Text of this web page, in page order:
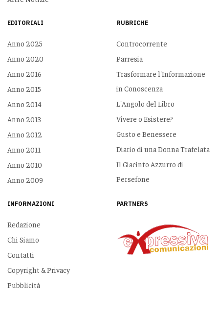
EDITORIALI
Anno 2025
Anno 2020
Anno 2016
Anno 2015
Anno 2014
Anno 2013
Anno 2012
Anno 2011
Anno 2010
Anno 2009
RUBRICHE
Controcorrente
Parresia
Trasformare l'Informazione
in Conoscenza
L'Angolo del Libro
Vivere o Esistere?
Gusto e Benessere
Diario di una Donna Trafelata
Il Giacinto Azzurro di
Persefone
INFORMAZIONI
Redazione
Chi Siamo
Contatti
Copyright & Privacy
Pubblicità
PARTNERS